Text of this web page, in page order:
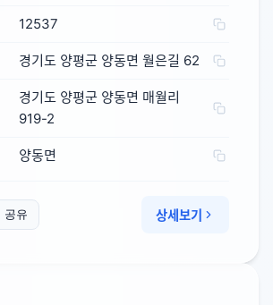
12537
경기도 양평군 양동면 월은길 62
경기도 양평군 양동면 매월리
919-2
양동면
유 상세보기